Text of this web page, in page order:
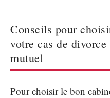
Conseils pour
votre cas de
mutuel
Pour choisir le bon